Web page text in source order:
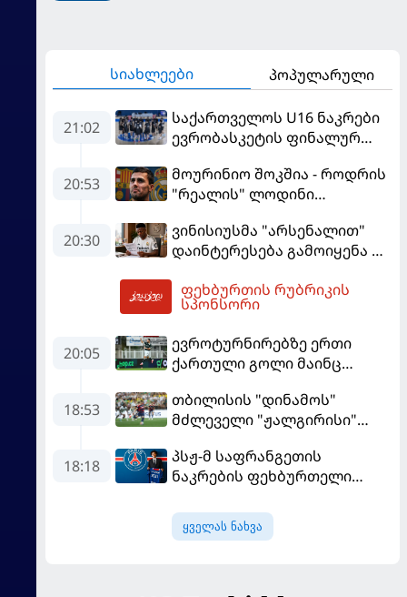
სიახლეები პოპულარული
21:02
საქართველოს U16 ნაკრები
ევრობასკეტის ფინალურ
ასპარეზობას იწყებს
20:53
მოურინიო შოკშია - როდრის
"რეალის" ლოდინი
"ბარსელონაში" გადადის
20:30
ვინისიუსმა "არსენალით"
დაინტერესება გამოიყენა და
მომგებიანად გააგრძელა
ფეხბურთის რუბრიკის
სპონსორი
20:05
ევროტურნირებზე ერთი
ქართული გოლი მაინც
18:53
თბილისის "დინამოს"
მძლეველი "ჟალგირისი"
განადგურდა
18:18
პსჟ-მ საფრანგეთის
ნაკრების ფეხბურთელი
ყველას ნახვა